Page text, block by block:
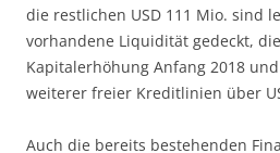
die restlichen USD 111 Mio. sind
vorhandene Liquidität gedeckt,
Kapitalerhöhung Anfang 2018
weiterer freier Kreditlinien über
Auch die bereits bestehenden